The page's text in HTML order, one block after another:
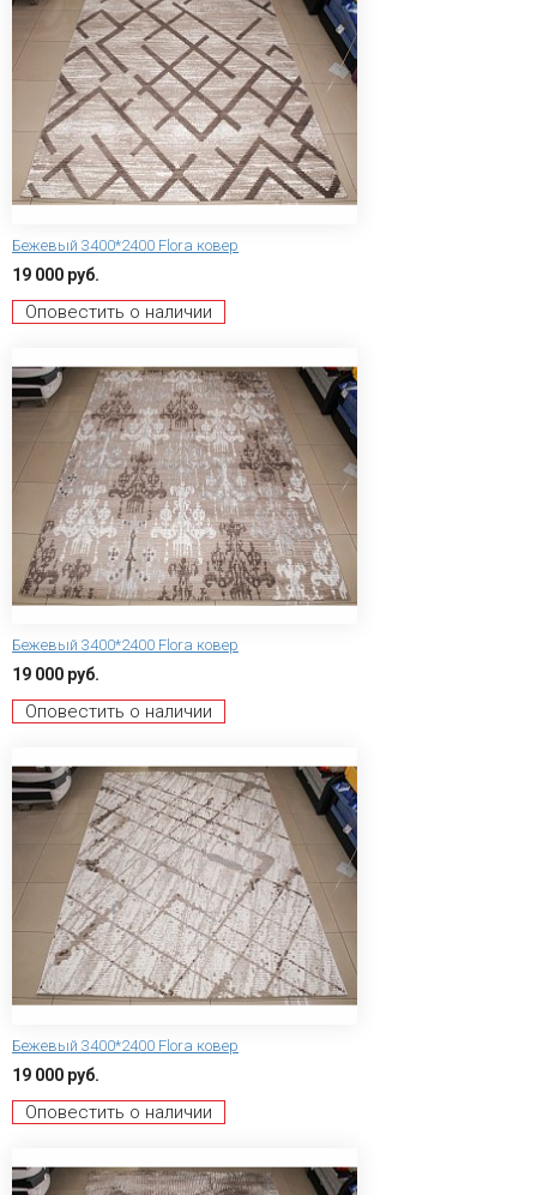
Бежевый 3400*2400 Flora ковер
19 000 руб.
Оповестить о наличии
Бежевый 3400*2400 Flora ковер
19 000 руб.
Оповестить о наличии
Бежевый 3400*2400 Flora ковер
19 000 руб.
Оповестить о наличии